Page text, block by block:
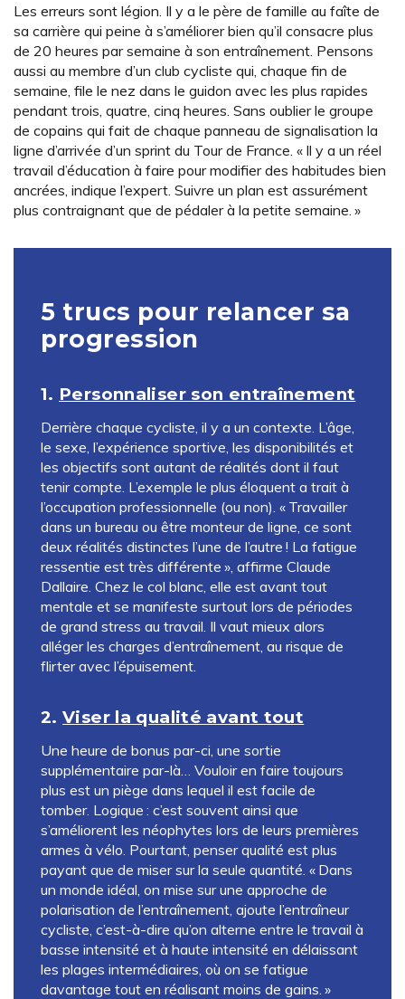
Les erreurs sont légion. Il y a le père de famille au faîte de
sa carrière qui peine à s’améliorer bien qu’il consacre plus
de 20 heures par semaine à son entraînement. Pensons
aussi au membre d’un club cycliste qui, chaque fin de
semaine, file le nez dans le guidon avec les plus rapides
pendant trois, quatre, cinq heures. Sans oublier le groupe
de copains qui fait de chaque panneau de signalisation la
ligne d’arrivée d’un sprint du Tour de France. « Il y a un réel
travail d’éducation à faire pour modifier des habitudes bien
ancrées, indique l’expert. Suivre un plan est assurément
plus contraignant que de pédaler à la petite semaine. »
5 trucs pour relancer sa
progression
1. Personnaliser son entraînement
Derrière chaque cycliste, il y a un contexte. L’âge,
le sexe, l’expérience sportive, les disponibilités et
les objectifs sont autant de réalités dont il faut
tenir compte. L’exemple le plus éloquent a trait à
l’occupation professionnelle (ou non). « Travailler
dans un bureau ou être monteur de ligne, ce sont
deux réalités distinctes l’une de l’autre ! La fatigue
ressentie est très différente », affirme Claude
Dallaire. Chez le col blanc, elle est avant tout
mentale et se manifeste surtout lors de périodes
de grand stress au travail. Il vaut mieux alors
alléger les charges d’entraînement, au risque de
flirter avec l’épuisement.
2.Viser la qualité avant tout
Une heure de bonus par-ci, une sortie
supplémentaire par-là… Vouloir en faire toujours
plus est un piège dans lequel il est facile de
tomber. Logique : c’est souvent ainsi que
s’améliorent les néophytes lors de leurs premières
armes à vélo. Pourtant, penser qualité est plus
payant que de miser sur la seule quantité. « Dans
un monde idéal, on mise sur une approche de
polarisation de l’entraînement, ajoute l’entraîneur
cycliste, c’est-à-dire qu’on alterne entre le travail à
basse intensité et à haute intensité en délaissant
les plages intermédiaires, où on se fatigue
davantage tout en réalisant moins de gains. »